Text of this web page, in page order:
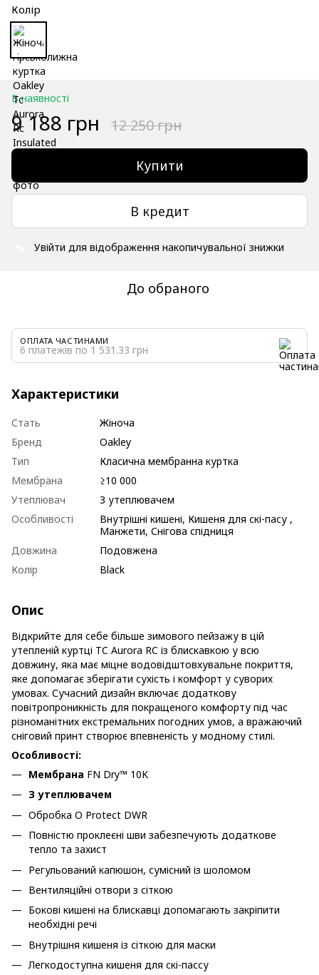
Колір
В наявності
9 188 грн 12 250 грн
Купити
В кредит
Увійти для відображення накопичувальної знижки
До обраного
ОПЛАТА ЧАСТИНАМИ
6 платежів по 1 531.33 грн
Характеристики
Стать
Жіноча
Бренд
Oakley
Тип
Класична мембранна куртка
Мембрана
≥10 000
Утеплювач
З утеплювачем
Особливості
Внутрішні кишені, Кишеня для скі-пасу ,
Манжети, Снігова спідниця
Довжина
Подовжена
Колір
Black
Опис
Відкрийте для себе більше зимового пейзажу в цій
утепленій куртці TC Aurora RC із блискавкою у всю
довжину, яка має міцне водовідштовхувальне покриття,
яке допомагає зберігати сухість і комфорт у суворих
умовах. Сучасний дизайн включає додаткову
повітропроникність для покращеного комфорту під час
різноманітних екстремальних погодних умов, а вражаючий
сніговий принт створює впевненість у модному стилі.
Особливості:
Мембрана FN Dry™ 10K
З утеплювачем
Обробка O Protect DWR
Повністю проклеєні шви забезпечують додаткове
тепло та захист
Регульований капюшон, сумісний із шоломом
Вентиляційні отвори з сіткою
Бокові кишені на блискавці допомагають закріпити
необхідні речі
Внутрішня кишеня із сіткою для маски
Легкодоступна кишеня для скі-пассу